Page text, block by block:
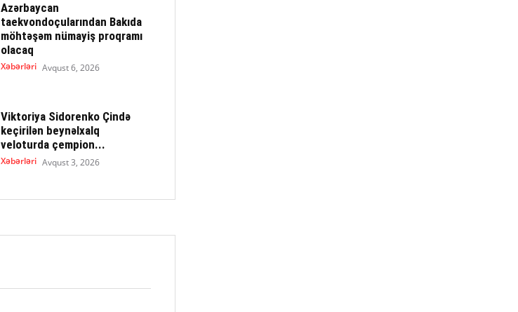
Azərbaycan
taekvondoçularından Bakıda
möhtəşəm nümayiş proqramı
olacaq
Xəbərləri Avqust 6, 2026
Viktoriya Sidorenko Çində
keçirilən beynəlxalq
veloturda çempion...
Xəbərləri Avqust 3, 2026